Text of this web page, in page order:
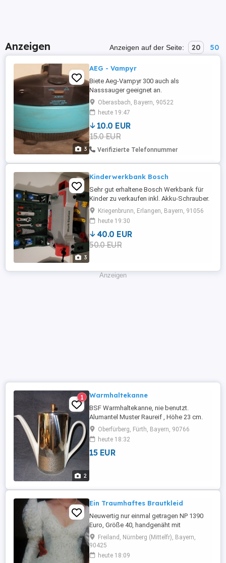
Anzeigen Anzeigen auf der Seite: 20 50
3
AEG - Vampyr
Biete Aeg-Vampyr 300 auch als
Nasssauger geeignet an.
Oberasbach, Bayern, 90522
heute 19:47
10.0 EUR
15.0 EUR
Verifizierte Telefonnummer
3
Kinderwerkbank Bosch
Sehr gut erhaltene Bosch Werkbank für
Kinder zu verkaufen inkl. Akku-Schrauber.
Kriegenbrunn, Erlangen, Bayern, 91056
heute 19:30
40.0 EUR
50.0 EUR
Anzeigen
2
1 Warmhaltekanne
BSF Warmhaltekanne, nie benutzt.
Alumantel Muster Raureif , Höhe 23 cm.
Tel. 0911-75 45 62
Oberfürberg, Fürth, Bayern, 90766
heute 18:32
15 EUR
Ein Traumhaftes Brautkleid
Neuwertig nur einmal getragen NP 1390
Euro, Größe 40, handgenäht mit
dazugehörigen Koffer, ein hingucker in
weiß, man heiratet schließlich nur ein mal
Bei Interesse bitte ein faires Angebot
Freiland, Nürnberg (Mittelfr), Bayern,
90425
heute 18:09